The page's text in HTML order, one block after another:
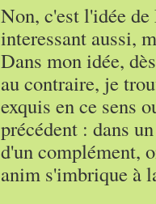
Non, c'est l'idée
interessant aussi,
Dans mon idée,
au contraire, je
exquis en ce sens
précédent : dans
d'un complément,
anim s'imbrique à